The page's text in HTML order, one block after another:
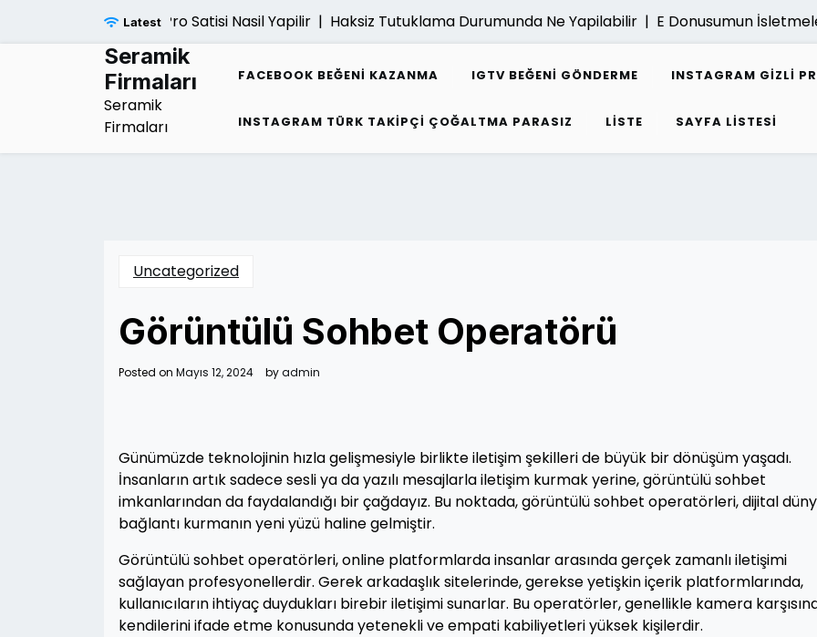
Latest
Ps5 Pro Satisi Nasil Yapilir |Haksiz Tutuklama Durumunda Ne Yapilabilir |E Donusumun İsletmelere
Seramik
Firmaları
Seramik
Firmaları
FACEBOOK BEĞENI KAZANMA IGTV BEĞENI GÖNDERME INSTAGRAM GIZLI
INSTAGRAM TÜRK TAKIPÇI ÇOĞALTMA PARASIZ LISTE SAYFA LISTESI
Uncategorized
Görüntülü Sohbet Operatörü
Posted on Mayıs 12, 2024 byadmin
Günümüzde teknolojinin hızla gelişmesiyle birlikte iletişim şekilleri de büyük bir dönüşüm yaşadı.
İnsanların artık sadece sesli ya da yazılı mesajlarla iletişim kurmak yerine, görüntülü sohbet
imkanlarından da faydalandığı bir çağdayız. Bu noktada, görüntülü sohbet operatörleri, dijital
bağlantı kurmanın yeni yüzü haline gelmiştir.
Görüntülü sohbet operatörleri, online platformlarda insanlar arasında gerçek zamanlı iletişimi
sağlayan profesyonellerdir. Gerek arkadaşlık sitelerinde, gerekse yetişkin içerik platformlarında,
kullanıcıların ihtiyaç duydukları birebir iletişimi sunarlar. Bu operatörler, genellikle kamera
kendilerini ifade etme konusunda yetenekli ve empati kabiliyetleri yüksek kişilerdir.